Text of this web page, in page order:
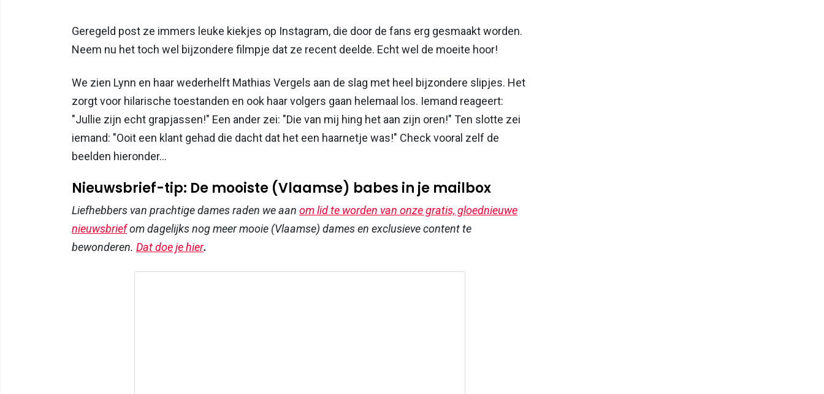
Geregeld post ze immers leuke kiekjes op Instagram, die door de fans erg gesmaakt worden.
Neem nu het toch wel bijzondere filmpje dat ze recent deelde. Echt wel de moeite hoor!
We zien Lynn en haar wederhelft Mathias Vergels aan de slag met heel bijzondere slipjes. Het
zorgt voor hilarische toestanden en ook haar volgers gaan helemaal los. Iemand reageert:
"Jullie zijn echt grapjassen!" Een ander zei: "Die van mij hing het aan zijn oren!" Ten slotte zei
iemand: "Ooit een klant gehad die dacht dat het een haarnetje was!" Check vooral zelf de
beelden hieronder...
Nieuwsbrief-tip: De mooiste (Vlaamse) babes in je mailbox
Liefhebbers van prachtige dames raden we aan om lid te worden van onze gratis, gloednieuwe
nieuwsbriefom dagelijks nog meer mooie (Vlaamse) dames en exclusieve content te
bewonderen. Dat doe je hier.